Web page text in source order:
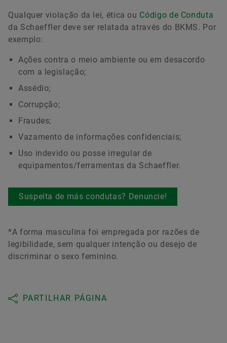
Qualquer violação da lei, ética ou Código de Conduta
da Schaeffler deve ser relatada através do BKMS. Por
exemplo:
Ações contra o meio ambiente ou em desacordo
com a legislação;
Assédio;
Corrupção;
Fraudes;
Vazamento de informações confidenciais;
Uso indevido ou posse irregular de
equipamentos/ferramentas da Schaeffler.
Suspeita de más condutas? Denuncie!
*A forma masculina foi empregada por razões de
legibilidade, sem qualquer intenção ou desejo de
discriminar o sexo feminino.
PARTILHAR PÁGINA